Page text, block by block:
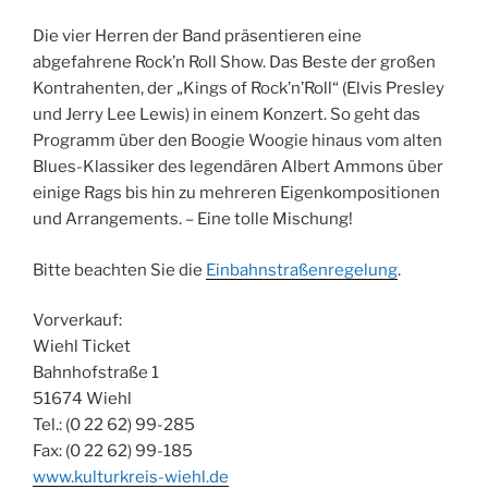
Die vier Herren der Band präsentieren eine
abgefahrene Rock’n Roll Show. Das Beste der großen
Kontrahenten, der „Kings of Rock’n’Roll“ (Elvis Presley
und Jerry Lee Lewis) in einem Konzert. So geht das
Programm über den Boogie Woogie hinaus vom alten
Blues-Klassiker des legendären Albert Ammons über
einige Rags bis hin zu mehreren Eigenkompositionen
und Arrangements. – Eine tolle Mischung!
Bitte beachten Sie die Einbahnstraßenregelung.
Vorverkauf:
Wiehl Ticket
Bahnhofstraße 1
51674 Wiehl
Tel.: (0 22 62) 99-285
Fax: (0 22 62) 99-185
www.kulturkreis-wiehl.de